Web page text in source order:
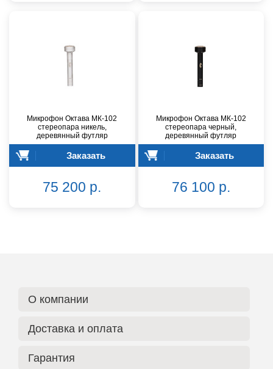
Микрофон Октава МК-102
стереопара никель,
деревянный футляр
Заказать
75 200 р.
Микрофон Октава МК-102
стереопара черный,
деревянный футляр
Заказать
76 100 р.
О компании
Доставка и оплата
Гарантия